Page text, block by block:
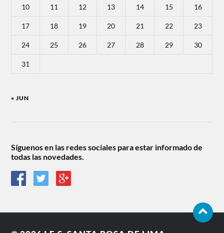
10 11 12 13 14 15 16
17 18 19 20 21 22 23
24 25 26 27 28 29 30
31
« JUN
Síguenos en las redes sociales para estar informado de
todas las novedades.